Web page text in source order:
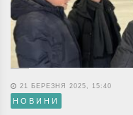
21 БЕРЕЗНЯ 2025, 15:40
НОВИНИ